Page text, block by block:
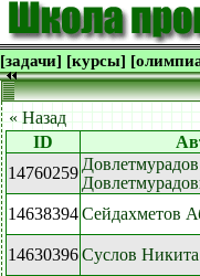
[задачи] [курсы]
« Назад
ID
14760259
14638394Сейдахметов
14630396Суслов